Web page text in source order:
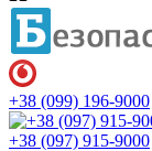
+38 (099) 196-9000
+38 (097) 915-9000